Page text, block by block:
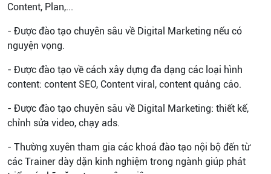
Content, Plan,...
- Được đào tạo chuyên sâu về Digital Marketing nếu có
nguyện vọng.
- Được đào tạo về cách xây dựng đa dạng các loại hình
content: content SEO, Content viral, content quảng cáo.
- Được đào tạo chuyên sâu về Digital Marketing: thiết kế,
chỉnh sửa video, chạy ads.
- Thường xuyên tham gia các khoá đào tạo nội bộ đến từ
các Trainer dày dặn kinh nghiệm trong ngành giúp phát